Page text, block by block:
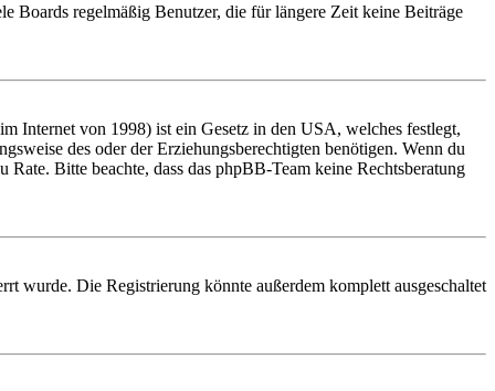
Boards regelmäßig Benutzer, die für längere Zeit keine Beiträge
Internet von 1998) ist ein Gesetz in den USA, welches festlegt,
des oder der Erziehungsberechtigten benötigen. Wenn du
Bitte beachte, dass das phpBB-Team keine Rechtsberatung
wurde. Die Registrierung könnte außerdem komplett ausgeschaltet